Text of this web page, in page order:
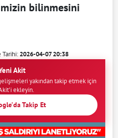
bilinmesini
2026-04-07 20:38
Akit
yakından takip etmek için
ekleyin.
Takip Et